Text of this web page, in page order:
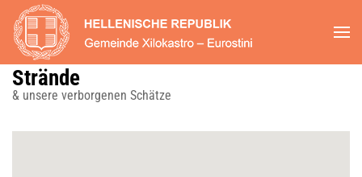
Zum Hauptinhalt springen
Strände
& unsere verborgenen Schätze